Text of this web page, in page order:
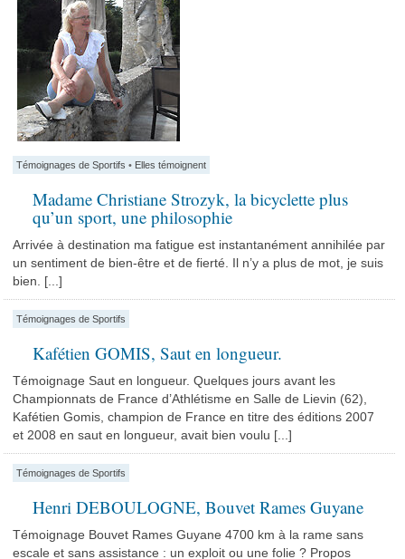
Témoignages de Sportifs • Elles témoignent
Madame Christiane Strozyk, la bicyclette plus
qu’un sport, une philosophie
Arrivée à destination ma fatigue est instantanément annihilée par
un sentiment de bien-être et de fierté. Il n’y a plus de mot, je suis
bien. [...]
Témoignages de Sportifs
Kafétien GOMIS, Saut en longueur.
Témoignage Saut en longueur. Quelques jours avant les
Championnats de France d’Athlétisme en Salle de Lievin (62),
Kafétien Gomis, champion de France en titre des éditions 2007
et 2008 en saut en longueur, avait bien voulu [...]
Témoignages de Sportifs
Henri DEBOULOGNE, Bouvet Rames Guyane
Témoignage Bouvet Rames Guyane 4700 km à la rame sans
escale et sans assistance : un exploit ou une folie ? Propos